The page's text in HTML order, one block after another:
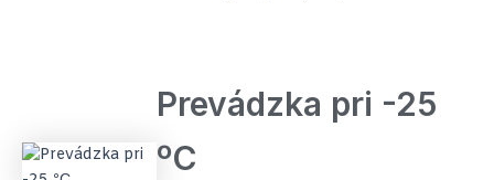
Prevádzka pri -25
ºС